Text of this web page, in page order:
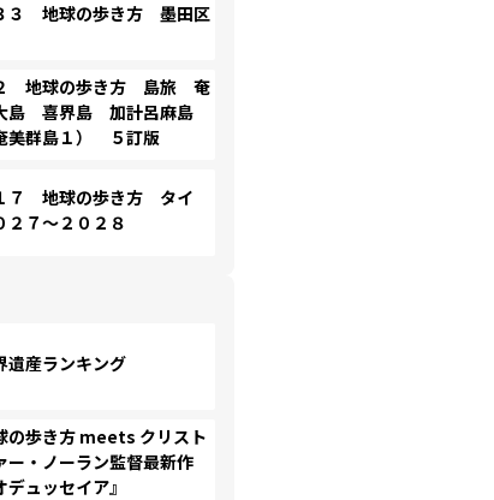
３ 地球の歩き方 墨田区
地球の歩き方 島旅 奄
島 喜界島 加計呂麻島
美群島１） ５訂版
７ 地球の歩き方 タイ
２７～２０２８
遺産ランキング
の歩き方 meets クリスト
ー・ノーラン監督最新作
デュッセイア』